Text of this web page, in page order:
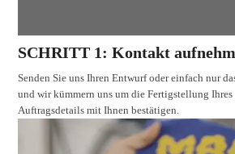
SCHRITT 1: Kontakt
Senden Sie uns Ihren Entwurf oder einfach nur
und wir kümmern uns um die Fertigstellung
Auftragsdetails mit Ihnen bestätigen.